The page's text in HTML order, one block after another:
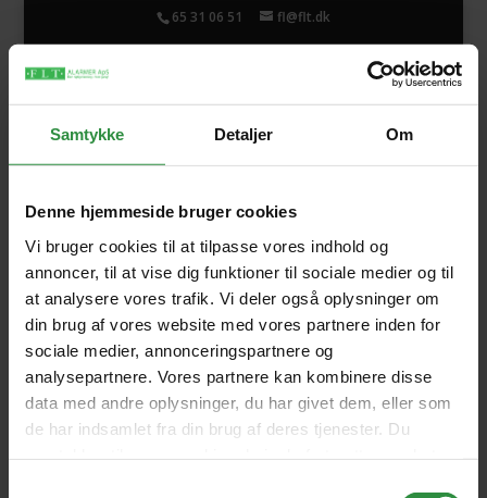
Samtykke Detaljer Om
Denne hjemmeside bruger cookies
Vi bruger cookies til at tilpasse vores indhold og
annoncer, til at vise dig funktioner til sociale medier og til
at analysere vores trafik. Vi deler også oplysninger om
din brug af vores website med vores partnere inden for
sociale medier, annonceringspartnere og
analysepartnere. Vores partnere kan kombinere disse
data med andre oplysninger, du har givet dem, eller som
de har indsamlet fra din brug af deres tjenester. Du
65 31 06 51 fl@flt.dk
Beskrivelse
FLT-OA er bygget op af et PowerCode trådløst
sender og modtager-system. Senderne kan fås
som halssmykke-, lomme- eller
armbåndssender.
FLT-OA består af en centralenhed samt et